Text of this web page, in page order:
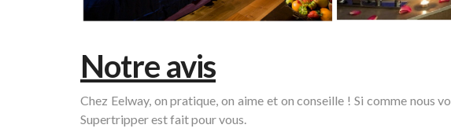
Notre avis
Chez Eelway, on pratique, on aime et on conseille ! Si comme nous
Supertripper est fait pour vous.